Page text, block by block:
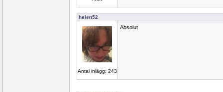
helen52
Antal inlägg: 243
Absolut